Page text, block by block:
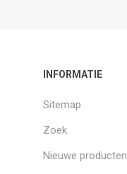
INFORMATIE
Sitemap
Zoek
Nieuwe producten